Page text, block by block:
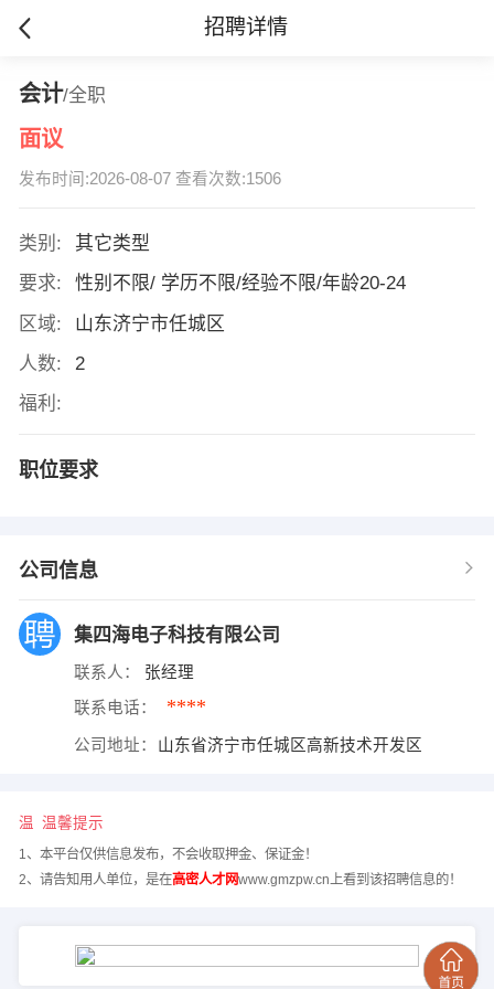
招聘详情
会计/全职
面议
发布时间:2026-08-07 查看次数:1506
类别:
其它类型
要求:
性别不限/ 学历不限/经验不限/年龄20-24
区域:
山东济宁市任城区
人数:
2
福利:
职位要求
公司信息
集四海电子科技有限公司
联系人： 张经理
联系电话： ****
公司地址： 山东省济宁市任城区高新技术开发区
温馨提示
1、本平台仅供信息发布，不会收取押金、保证金！
2、请告知用人单位，是在高密人才网www.gmzpw.cn上看到该招聘信息的！